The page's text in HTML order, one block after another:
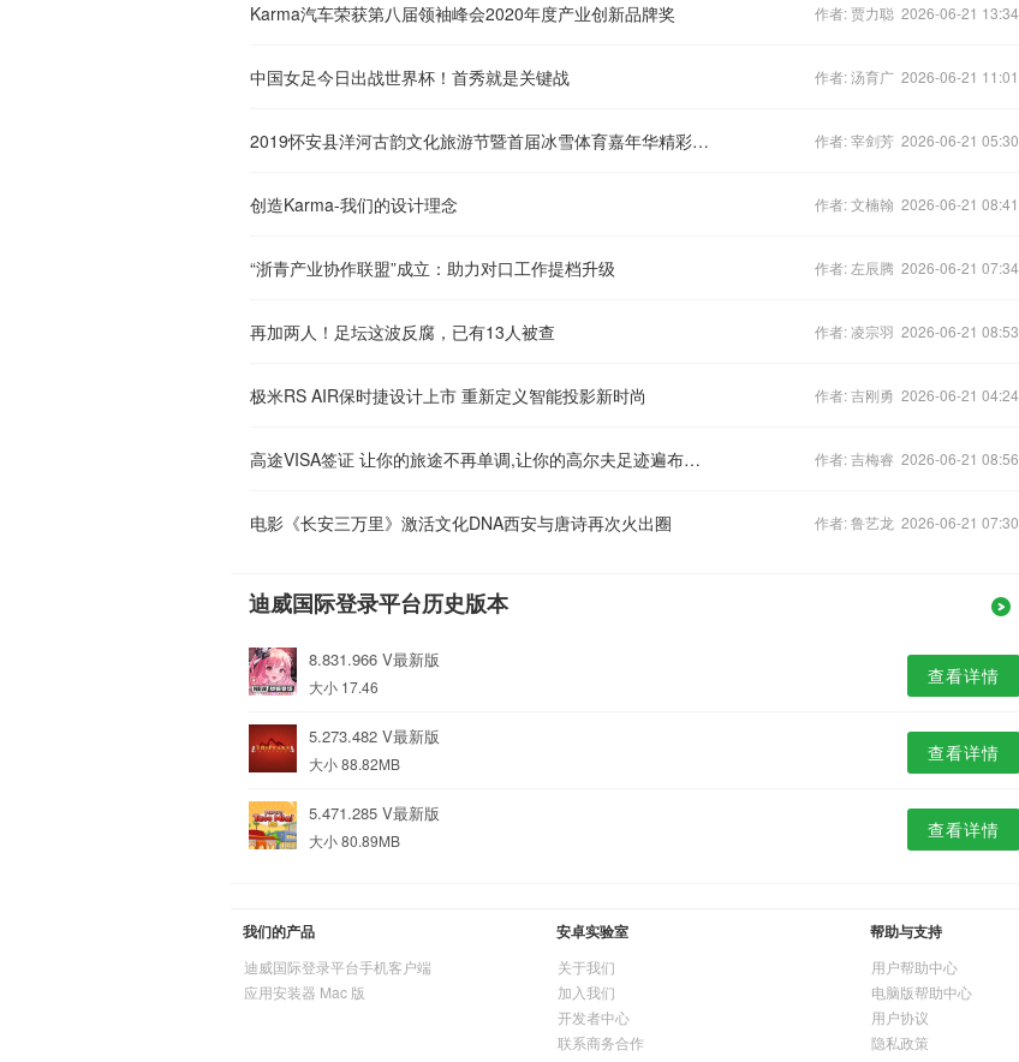
Karma汽车荣获第八届领袖峰会2020年度产业创新品牌奖 作者: 贾力聪 2026-06-21 13:34
中国女足今日出战世界杯！首秀就是关键战 作者: 汤育广 2026-06-21 11:01
2019怀安县洋河古韵文化旅游节暨首届冰雪体育嘉年华精彩非凡 作者: 宰剑芳 2026-06-21 05:30
创造Karma-我们的设计理念 作者: 文楠翰 2026-06-21 08:41
“浙青产业协作联盟”成立：助力对口工作提档升级 作者: 左辰腾 2026-06-21 07:34
再加两人！足坛这波反腐，已有13人被查 作者: 凌宗羽 2026-06-21 08:53
极米RS AIR保时捷设计上市 重新定义智能投影新时尚 作者: 吉刚勇 2026-06-21 04:24
高途VISA签证 让你的旅途不再单调,让你的高尔夫足迹遍布各地 作者: 吉梅睿 2026-06-21 08:56
电影《长安三万里》激活文化DNA西安与唐诗再次火出圈 作者: 鲁艺龙 2026-06-21 07:30
迪威国际登录平台历史版本
8.831.966 V最新版
大小 17.46 查看详情
5.273.482 V最新版
大小 88.82MB 查看详情
5.471.285 V最新版
大小 80.89MB 查看详情
我们的产品
迪威国际登录平台手机客户端
应用安装器 Mac 版
安卓实验室
关于我们
加入我们
开发者中心
联系商务合作
帮助与支持
用户帮助中心
电脑版帮助中心
用户协议
隐私政策